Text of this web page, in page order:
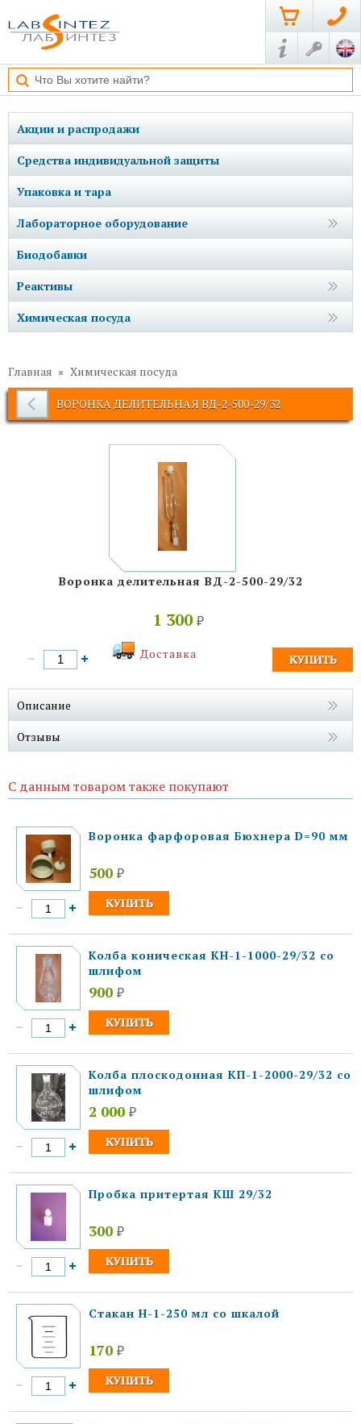
Акции и распродажи
Средства индивидуальной защиты
Упаковка и тара
Лабораторное оборудование
Биодобавки
Реактивы
Химическая посуда
Главная Химическая посуда
ВОРОНКА ДЕЛИТЕЛЬНАЯ ВД-2-500-29/32
Воронка делительная ВД-2-500-29/32
1 300 ₽
Доставка
Описание
Отзывы
С данным товаром также покупают
Воронка фарфоровая Бюхнера D=90 мм
500 ₽
Колба коническая КН-1-1000-29/32 со
шлифом
900 ₽
Колба плоскодонная КП-1-2000-29/32 со
шлифом
2 000 ₽
Пробка притертая КШ 29/32
300 ₽
Стакан Н-1-250 мл со шкалой
170 ₽